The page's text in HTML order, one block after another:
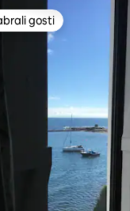
5, recenzija: 130
rangiranima s
gosti